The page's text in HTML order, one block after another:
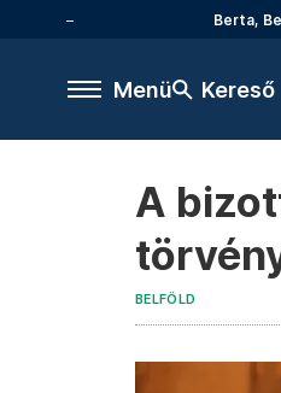
Berta,
Menü Kereső
A
BELFÖLD